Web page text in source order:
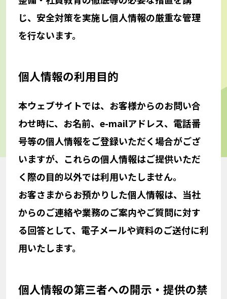
じ、安全対策を実施し個人情報の厳重な管理
を行ないます。
個人情報の利用目的
本ウェブサイトでは、お客様からのお問い合
わせ時に、お名前、e-mailアドレス、電話番
号等の個人情報をご登録いただく場合がござ
いますが、これらの個人情報はご提供いただ
く際の目的以外では利用いたしません。
お客さまからお預かりした個人情報は、当社
からのご連絡や業務のご案内やご質問に対す
る回答として、電子メールや資料のご送付に利
用いたします。
個人情報の第三者への開示・提供の禁